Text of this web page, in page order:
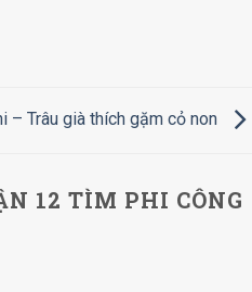
– Trâu già thích gặm cỏ non
12 TÌM PHI CÔNG